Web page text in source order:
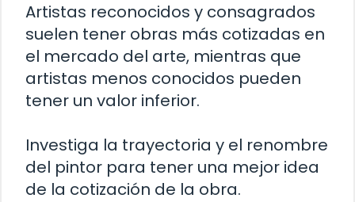
Artistas reconocidos y consagrados
suelen tener obras más cotizadas en
el mercado del arte, mientras que
artistas menos conocidos pueden
tener un valor inferior.
Investiga la trayectoria y el renombre
del pintor para tener una mejor idea
de la cotización de la obra.